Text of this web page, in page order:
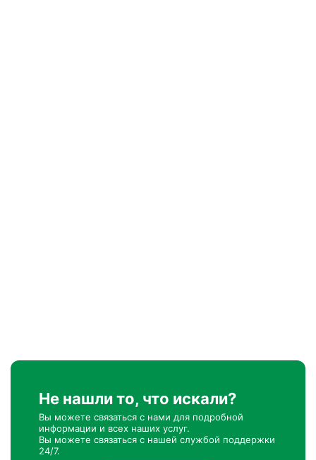
Не нашли то, что искали?
Вы можете связаться с нами для подробной
информации и всех наших услуг.
Вы можете связаться с нашей службой поддержки
24/7.